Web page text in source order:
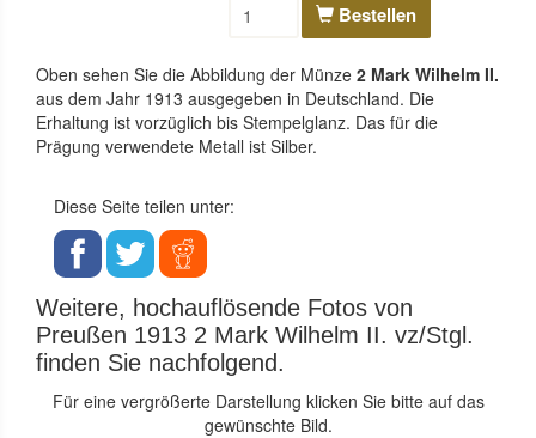
Bestellen
Oben sehen Sie die Abbildung der Münze 2 Mark Wilhelm II.
aus dem Jahr 1913 ausgegeben in Deutschland. Die
Erhaltung ist vorzüglich bis Stempelglanz. Das für die
Prägung verwendete Metall ist Silber.
Diese Seite teilen unter:
Weitere, hochauflösende Fotos von
Preußen 1913 2 Mark Wilhelm II. vz/Stgl.
finden Sie nachfolgend.
Für eine vergrößerte Darstellung klicken Sie bitte auf das
gewünschte Bild.